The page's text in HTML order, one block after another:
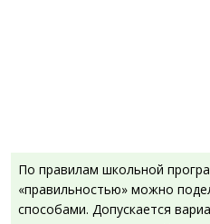
По правилам школьной
«правильностью» можно
способами. Допускается